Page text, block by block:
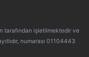
tarafından işletilmektedir ve
numarası 01104443